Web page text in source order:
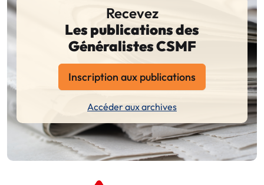
Recevez
Les publications des
Généralistes CSMF
Inscription aux publications
Accéder aux archives